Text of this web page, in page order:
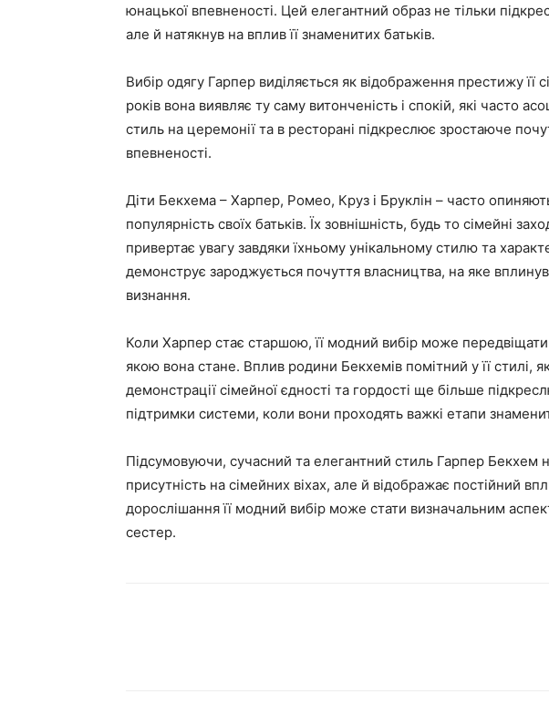
юнацької впевненості. Цей елегантний образ не тільки
але й натякнув на вплив її знаменитих батьків.
Вибір одягу Гарпер виділяється як відображення престижу її
років вона виявляє ту саму витонченість і спокій, які часто
стиль на церемонії та в ресторані підкреслює зростаюче
впевненості.
Діти Бекхема – Харпер, Ромео, Круз і Бруклін – часто
популярність своїх батьків. Їх зовнішність, будь то сімейні
привертає увагу завдяки їхньому унікальному стилю та
демонструє зароджується почуття власництва, на яке
визнання.
Коли Харпер стає старшою, її модний вибір може передвіщати
якою вона стане. Вплив родини Бекхемів помітний у її стилі, як
демонстрації сімейної єдності та гордості ще більше
підтримки системи, коли вони проходять важкі етапи
Підсумовуючи, сучасний та елегантний стиль Гарпер Бекхем
присутність на сімейних віхах, але й відображає постійний
дорослішання її модний вибір може стати визначальним
сестер.